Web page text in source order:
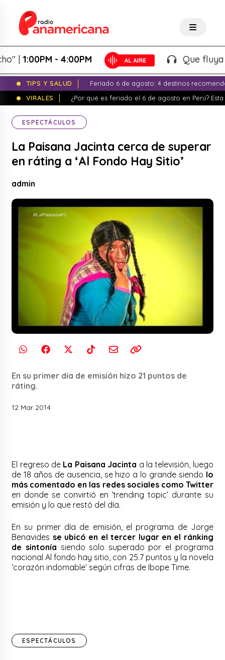
1:00PM - 4:00PM Que fluya la
TIPS Y SALUD
Feriado 6 de agosto: 4 destinos
VIRALES
¿Por qué es feriado el 6 de agosto en Perú?
ESPECTÁCULOS
La Paisana Jacinta cerca de superar
en ráting a ‘Al Fondo Hay Sitio’
admin
En su primer día de emisión hizo 21 puntos de
ráting.
12 Mar 2014
El regreso de La Paisana Jacinta a la televisión, luego
de 18 años de ausencia, se hizo a lo grande siendo lo
más comentado en las redes sociales como Twitter
en donde se convirtió en ‘trending topic’ durante su
emisión y lo que restó del día.
En su primer día de emisión, el programa de Jorge
Benavides se ubicó en el tercer lugar en el ránking
de sintonía siendo solo superado por el programa
nacional Al fondo hay sitio, con 25.7 puntos y la novela
‘corazón indomable’ según cifras de Ibope Time.
ESPECTÁCULOS